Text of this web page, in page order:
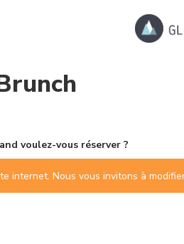
voulez-vous réserver ?
internet. Nous vous invitons à